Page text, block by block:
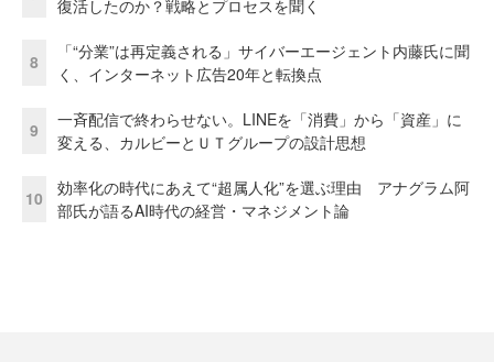
復活したのか？戦略とプロセスを聞く
8
「“分業”は再定義される」サイバーエージェント内藤氏に聞
く、インターネット広告20年と転換点
9
一斉配信で終わらせない。LINEを「消費」から「資産」に
変える、カルビーとＵＴグループの設計思想
10
効率化の時代にあえて“超属人化”を選ぶ理由 アナグラム阿
部氏が語るAI時代の経営・マネジメント論